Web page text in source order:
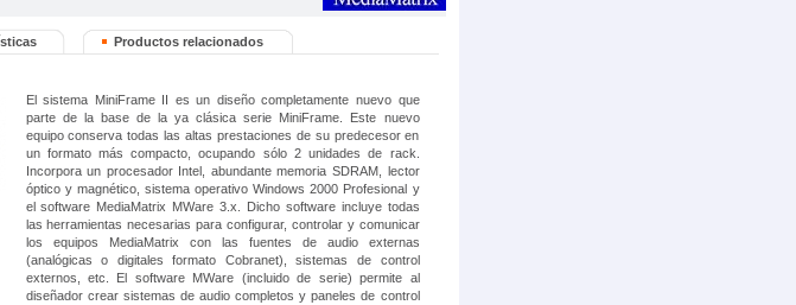
Productos relacionados
El sistema MiniFrame II es un diseño completamente nuevo que
parte de la base de la ya clásica serie MiniFrame. Este nuevo
equipo conserva todas las altas prestaciones de su predecesor en
un formato más compacto, ocupando sólo 2 unidades de rack.
Incorpora un procesador Intel, abundante memoria SDRAM, lector
óptico y magnético, sistema operativo Windows 2000 Profesional y
el software MediaMatrix MWare 3.x. Dicho software incluye todas
las herramientas necesarias para configurar, controlar y comunicar
los equipos MediaMatrix con las fuentes de audio externas
(analógicas o digitales formato Cobranet), sistemas de control
externos, etc. El software MWare (incluido de serie) permite al
diseñador crear sistemas de audio completos y paneles de control